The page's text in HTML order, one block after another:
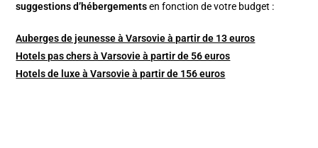
suggestions d’hébergements en fonction de votre budget :
Auberges de jeunesse à Varsovie à partir de 13 euros
Hotels pas chers à Varsovie à partir de 56 euros
Hotels de luxe à Varsovie à partir de 156 euros